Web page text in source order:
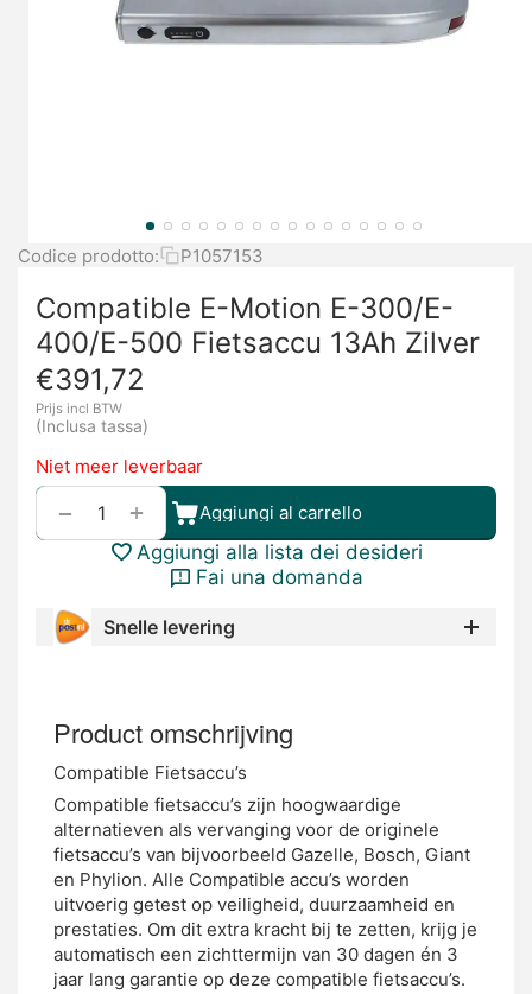
Codice prodotto: P1057153
Compatible E-Motion E-300/E-
400/E-500 Fietsaccu 13Ah Zilver
€391,72
Prijs incl BTW
(Inclusa tassa)
Niet meer leverbaar
+
− Aggiungi al carrello
Aggiungi alla lista dei desideri
Fai una domanda
Snelle levering
Product omschrijving
Compatible Fietsaccu’s
Compatible fietsaccu’s zijn hoogwaardige
alternatieven als vervanging voor de originele
fietsaccu’s van bijvoorbeeld Gazelle, Bosch, Giant
en Phylion. Alle Compatible accu’s worden
uitvoerig getest op veiligheid, duurzaamheid en
prestaties. Om dit extra kracht bij te zetten, krijg je
automatisch een zichttermijn van 30 dagen én 3
jaar lang garantie op deze compatible fietsaccu’s.